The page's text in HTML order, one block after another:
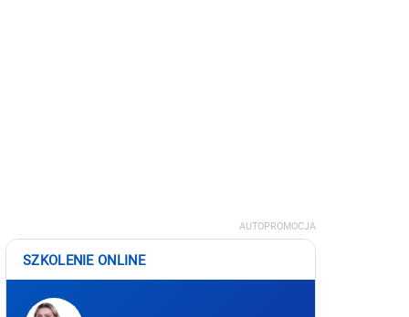
AUTOPROMOCJA
SZKOLENIE ONLINE